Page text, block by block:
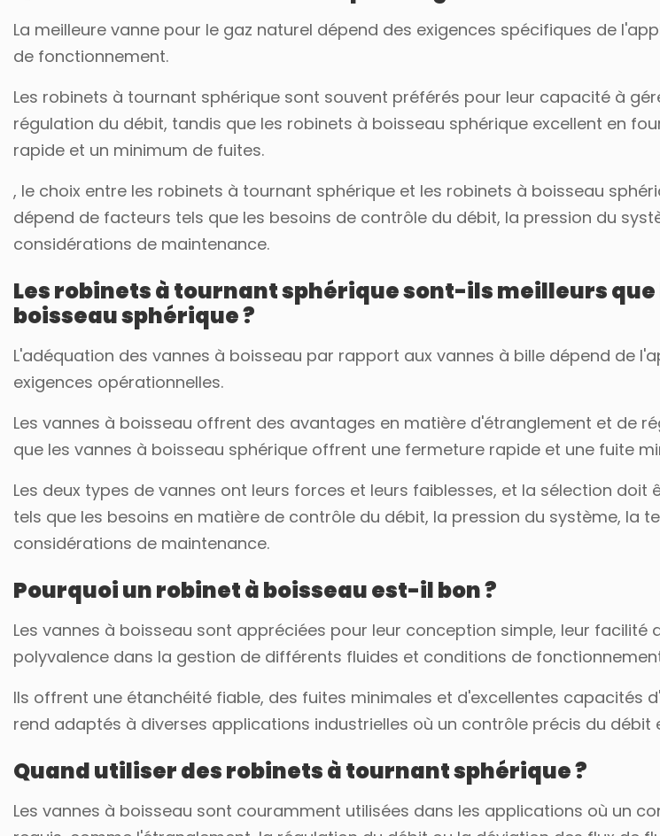
La meilleure vanne pour le gaz naturel dépend des exigences spécifiques de
de fonctionnement.
Les robinets à tournant sphérique sont souvent préférés pour leur capacité à
régulation du débit, tandis que les robinets à boisseau sphérique excellent en
rapide et un minimum de fuites.
, le choix entre les robinets à tournant sphérique et les robinets à boisseau
dépend de facteurs tels que les besoins de contrôle du débit, la pression du
considérations de maintenance.
Les robinets à tournant sphérique sont-ils meilleurs que
boisseau sphérique ?
L'adéquation des vannes à boisseau par rapport aux vannes à bille dépend de
exigences opérationnelles.
Les vannes à boisseau offrent des avantages en matière d'étranglement et de
que les vannes à boisseau sphérique offrent une fermeture rapide et une fuite
Les deux types de vannes ont leurs forces et leurs faiblesses, et la sélection doit
tels que les besoins en matière de contrôle du débit, la pression du système, la
considérations de maintenance.
Pourquoi un robinet à boisseau est-il bon ?
Les vannes à boisseau sont appréciées pour leur conception simple, leur facilité
polyvalence dans la gestion de différents fluides et conditions de
Ils offrent une étanchéité fiable, des fuites minimales et d'excellentes capacités
rend adaptés à diverses applications industrielles où un contrôle précis du débit
Quand utiliser des robinets à tournant sphérique ?
Les vannes à boisseau sont couramment utilisées dans les applications où un